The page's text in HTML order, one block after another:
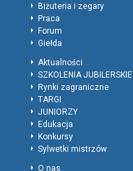
Biżuteria i zegary
Praca
Forum
Giełda
Aktualności
SZKOLENIA JUBILERSKIE
Rynki zagraniczne
TARGI
JUNIORZY
Edukacja
Konkursy
Sylwetki mistrzów
O nas